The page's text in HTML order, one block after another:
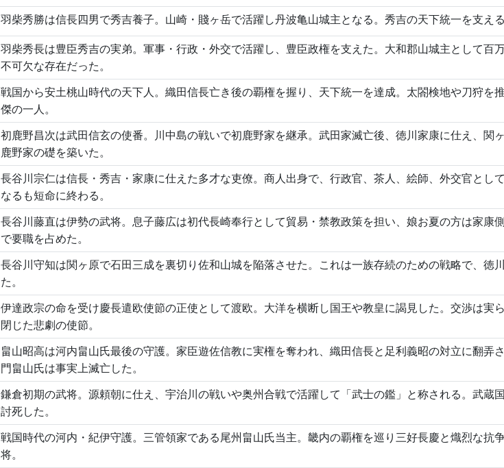
羽柴秀勝は信長四男で秀吉養子。山崎・賤ヶ岳で活躍し丹波亀山城主となる。秀吉の天下統一を支え
羽柴秀長は豊臣秀吉の実弟。軍事・行政・外交で活躍し、豊臣政権を支えた。大和郡山城主として百
不可欠な存在だった。
戦国から安土桃山時代の天下人。織田信長亡き後の覇権を握り、天下統一を達成。太閤検地や刀狩を
傑の一人。
初鹿野昌次は武田信玄の使番。川中島の戦いで初鹿野家を継承。武田家滅亡後、徳川家康に仕え、関
鹿野家の礎を築いた。
長谷川宗仁は信長・秀吉・家康に仕えた多才な吏僚。商人出身で、行政官、茶人、絵師、外交官とし
なるも短命に終わる。
長谷川藤直は伊勢の武将。息子藤広は初代長崎奉行として貿易・禁教政策を担い、娘お夏の方は家康
で要職を占めた。
長谷川守知は関ヶ原で石田三成を裏切り佐和山城を陥落させた。これは一族存続のための戦略で、徳
た。
伊達政宗の命を受け慶長遣欧使節の正使として渡欧。大洋を横断し国王や教皇に謁見した。交渉は実
閉じた悲劇の使節。
畠山昭高は河内畠山氏最後の守護。家臣遊佐信教に実権を奪われ、織田信長と足利義昭の対立に翻弄
門畠山氏は事実上滅亡した。
鎌倉初期の武将。源頼朝に仕え、宇治川の戦いや奥州合戦で活躍して「武士の鑑」と称される。武蔵
討死した。
戦国時代の河内・紀伊守護。三管領家である尾州畠山氏当主。畿内の覇権を巡り三好長慶と熾烈な抗
将。